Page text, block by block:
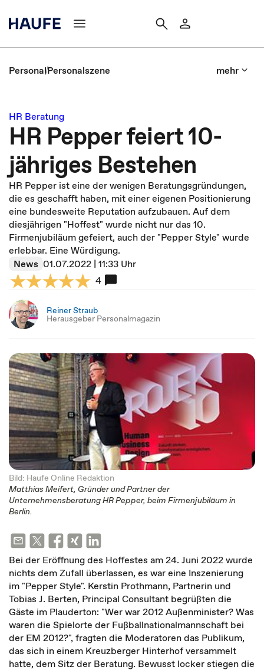
PersonalPersonalszene mehr
HR Beratung
HR Pepper feiert 10-
jähriges Bestehen
HR Pepper ist eine der wenigen Beratungsgründungen,
die es geschafft haben, mit einer eigenen Positionierung
eine bundesweite Reputation aufzubauen. Auf dem
diesjährigen "Hoffest" wurde nicht nur das 10.
Firmenjubiläum gefeiert, auch der "Pepper Style" wurde
erlebbar. Eine Würdigung.
News 01.07.2022 | 11:33 Uhr
4
Reiner Straub
Herausgeber Personalmagazin
Bild: Haufe Online Redaktion
Matthias Meifert, Gründer und Partner der
Unternehmensberatung HR Pepper, beim Firmenjubiläum in
Berlin.
Bei der Eröffnung des Hoffestes am 24. Juni 2022 wurde
nichts dem Zufall überlassen, es war eine Inszenierung
im "Pepper Style". Kerstin Prothmann, Partnerin und
Tobias J. Berten, Principal Consultant begrüßten die
Gäste im Plauderton: "Wer war 2012 Außenminister? Was
waren die Spielorte der Fußballnationalmannschaft bei
der EM 2012?", fragten die Moderatoren das Publikum,
das sich in einem Kreuzberger Hinterhof versammelt
hatte, dem Sitz der Beratung. Bewusst locker stiegen die